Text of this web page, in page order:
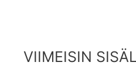
VIIMEISIN